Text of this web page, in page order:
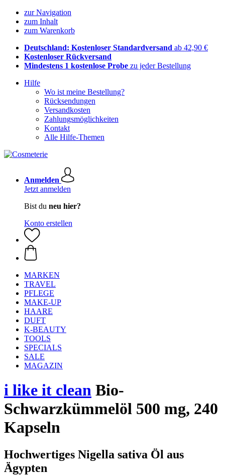
zur Navigation
zum Inhalt
zum Warenkorb
Deutschland: Kostenloser Standardversand ab 42,90 €
Kostenloser Rückversand
Mindestens 1 kostenlose Probe zu jeder Bestellung
Hilfe
Wo ist meine Bestellung?
Rücksendungen
Versandkosten
Zahlungsmöglichkeiten
Kontakt
Alle Hilfe-Themen
Anmelden
Jetzt anmelden
Bist du neu hier?
Konto erstellen
MARKEN
TRAVEL
PFLEGE
MAKE-UP
HAARE
DUFT
K-BEAUTY
TOOLS
SPECIALS
SALE
MAGAZIN
i like it clean Bio-
Schwarzkümmelöl 500 mg, 240
Kapseln
Hochwertiges Nigella sativa Öl aus
Ägypten